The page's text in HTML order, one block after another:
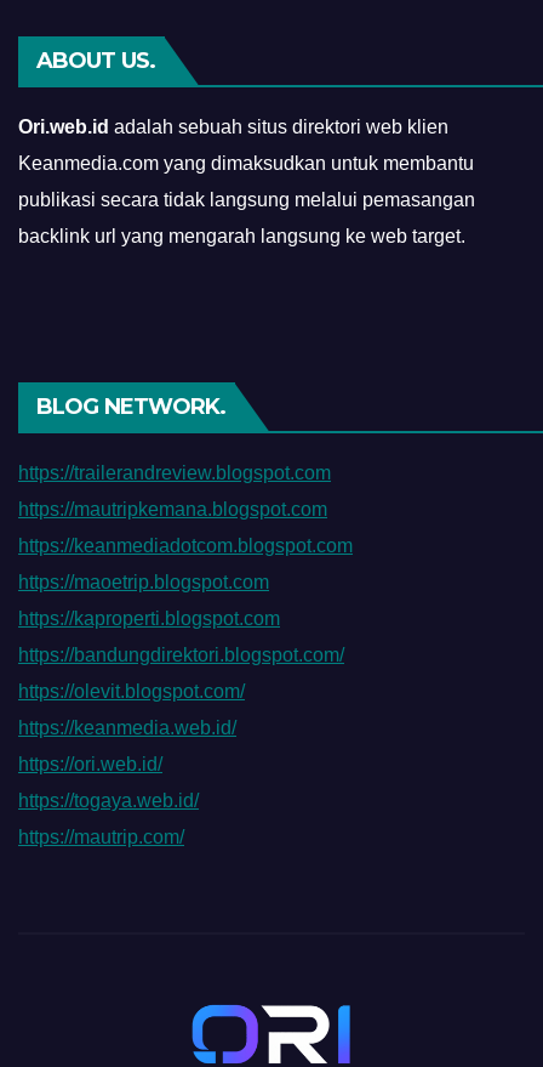
ABOUT US.
Ori.web.id adalah sebuah situs direktori web klien
Keanmedia.com yang dimaksudkan untuk membantu
publikasi secara tidak langsung melalui pemasangan
backlink url yang mengarah langsung ke web target.
BLOG NETWORK.
https://trailerandreview.blogspot.com
https://mautripkemana.blogspot.com
https://keanmediadotcom.blogspot.com
https://maoetrip.blogspot.com
https://kaproperti.blogspot.com
https://bandungdirektori.blogspot.com/
https://olevit.blogspot.com/
https://keanmedia.web.id/
https://ori.web.id/
https://togaya.web.id/
https://mautrip.com/